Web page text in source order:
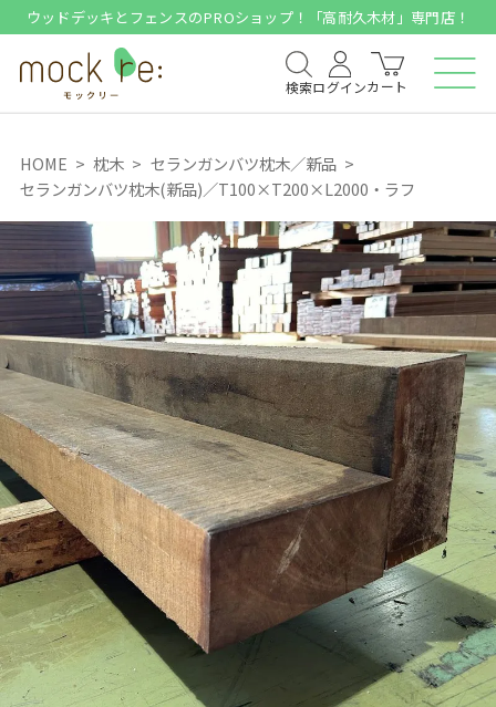
ウッドデッキとフェンスのPROショップ！「高耐久木材」専門店！
検索ログインカート
HOME 枕木
セランガンバツ枕木／新品
セランガンバツ枕木(新品)／T100×T200×L2000・ラフ